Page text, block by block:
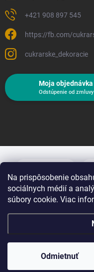
Na prispôsobenie
sociálnych médií a
súbory cookie. Viac
Odmietnuť
+421 908 897 545
https://fb.com/
cukrarske_dekoracie
Moja objednávka
Odstúpenie od zmluvy
Copyright 2026Cukrárske